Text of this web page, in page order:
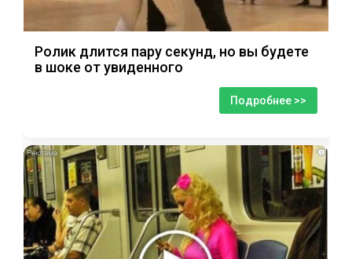
Ролик длится пару секунд, но вы будете
в шоке от увиденного
Подробнее >>
i